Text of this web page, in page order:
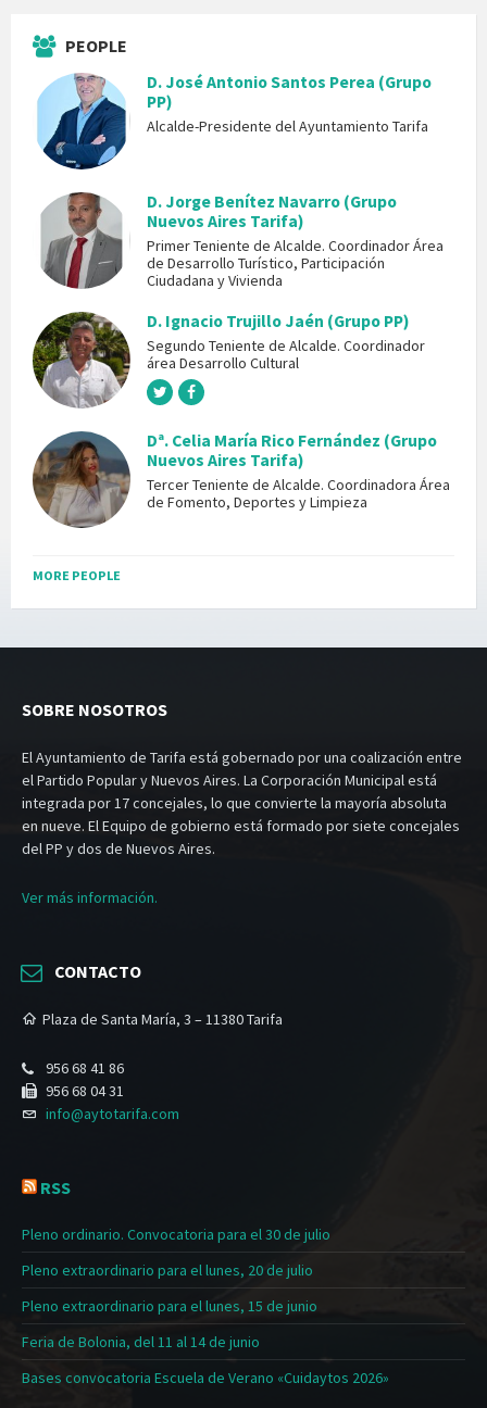
PEOPLE
D. José Antonio Santos Perea (Grupo
PP)
Alcalde-Presidente del Ayuntamiento Tarifa
D. Jorge Benítez Navarro (Grupo
Nuevos Aires Tarifa)
Primer Teniente de Alcalde. Coordinador Área
de Desarrollo Turístico, Participación
Ciudadana y Vivienda
D. Ignacio Trujillo Jaén (Grupo PP)
Segundo Teniente de Alcalde. Coordinador
área Desarrollo Cultural
Dª. Celia María Rico Fernández (Grupo
Nuevos Aires Tarifa)
Tercer Teniente de Alcalde. Coordinadora Área
de Fomento, Deportes y Limpieza
MORE PEOPLE
SOBRE NOSOTROS
El Ayuntamiento de Tarifa está gobernado por una coalización entre
el Partido Popular y Nuevos Aires. La Corporación Municipal está
integrada por 17 concejales, lo que convierte la mayoría absoluta
en nueve. El Equipo de gobierno está formado por siete concejales
del PP y dos de Nuevos Aires.
Ver más información.
CONTACTO
Plaza de Santa María, 3 – 11380 Tarifa
956 68 41 86
956 68 04 31
info@aytotarifa.com
RSS
Pleno ordinario. Convocatoria para el 30 de julio
Pleno extraordinario para el lunes, 20 de julio
Pleno extraordinario para el lunes, 15 de junio
Feria de Bolonia, del 11 al 14 de junio
Bases convocatoria Escuela de Verano «Cuidaytos 2026»